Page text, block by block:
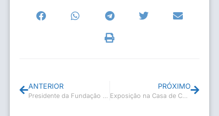
ANTERIOR
Presidente da Fundação Cultural foi à capital em busca de recursos
PRÓXIMO
Exposição na Casa de Cultura